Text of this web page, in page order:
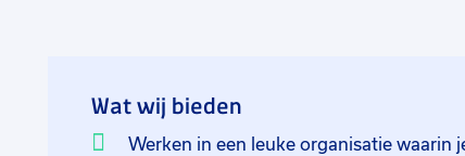
bent, sterk in je schoenen staat en gevoel hebt
gemeente brede activiteiten.
Wat wij bieden
Werken in een leuke organisatie waarin